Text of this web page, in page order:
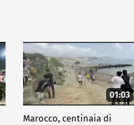
01:03
Marocco, centinaia di